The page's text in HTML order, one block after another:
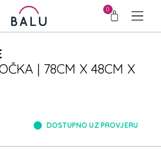
0
| 78CM X 48CM X
DOSTUPNO UZ PROVJERU